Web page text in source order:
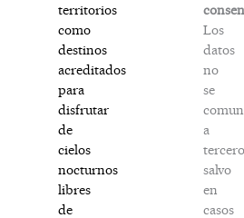
territorios
como
destinos
acreditados
para
disfrutar
de
cielos
nocturnos
libres
de
Los
datos
no
se
a
salvo
en
casos